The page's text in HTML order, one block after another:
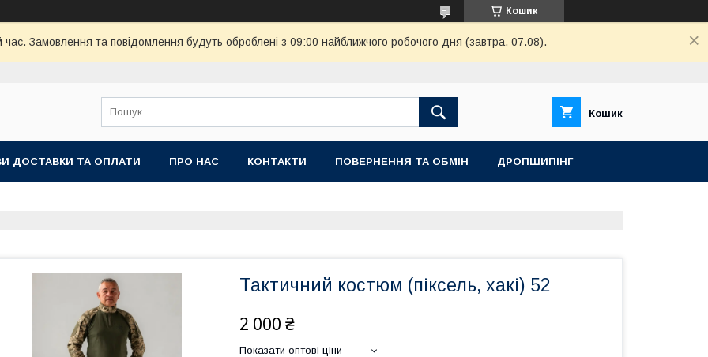
Кошик
час. Замовлення та повідомлення будуть оброблені з 09:00 найближчого робочого дня (завтра, 07.08).
Кошик
ДОСТАВКИ ТА ОПЛАТИ ПРО НАС КОНТАКТИ ПОВЕРНЕННЯ ТА ОБМІН ДРОПШИПІНГ
Тактичний костюм (піксель, хакі) 52
2 000 ₴
Показати оптові ціни